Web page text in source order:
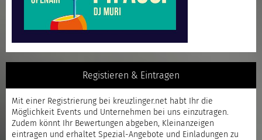
Registieren & Eintragen
Mit einer Registrierung bei kreuzlinger.net habt Ihr die
Möglichkeit Events und Unternehmen bei uns einzutragen.
Zudem könnt Ihr Bewertungen abgeben, Kleinanzeigen
eintragen und erhaltet Spezial-Angebote und Einladungen zu